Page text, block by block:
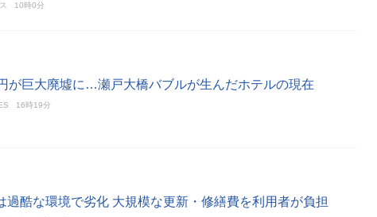
10時0分
が巨大廃墟に…瀬戸大橋バブルが生んだホテルの現在
16時19分
過酷な環境で劣化 大規模な更新・修繕費を利用者が負担